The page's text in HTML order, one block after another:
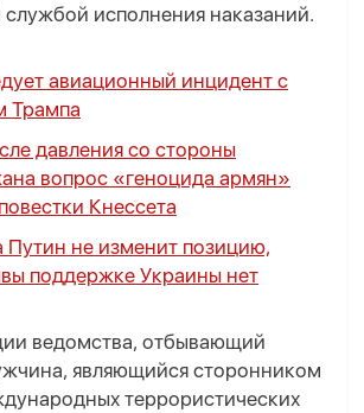
исполнения наказаний.
авиационный инцидент с
Трампа
давления со стороны
вопрос «геноцида армян»
Кнессета
не изменит позицию,
поддержке Украины нет
ведомства, отбывающий
являющийся сторонником
террористических